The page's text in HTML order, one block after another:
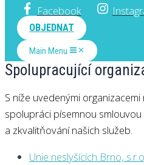
Facebook
OBJEDNAT
Main Menu
Spolupracující
S níže uvedenými
spolupráci písemnou
a zkvalitňování našich služeb.
Unie neslyšících Brno,